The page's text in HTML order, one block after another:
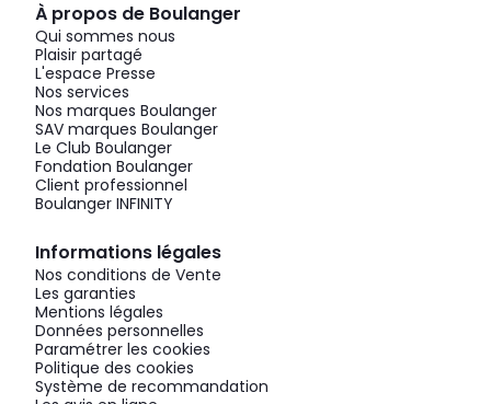
À propos de Boulanger
Qui sommes nous
Plaisir partagé
L'espace Presse
Nos services
Nos marques Boulanger
SAV marques Boulanger
Le Club Boulanger
Fondation Boulanger
Client professionnel
Boulanger INFINITY
Informations légales
Nos conditions de Vente
Les garanties
Mentions légales
Données personnelles
Paramétrer les cookies
Politique des cookies
Système de recommandation